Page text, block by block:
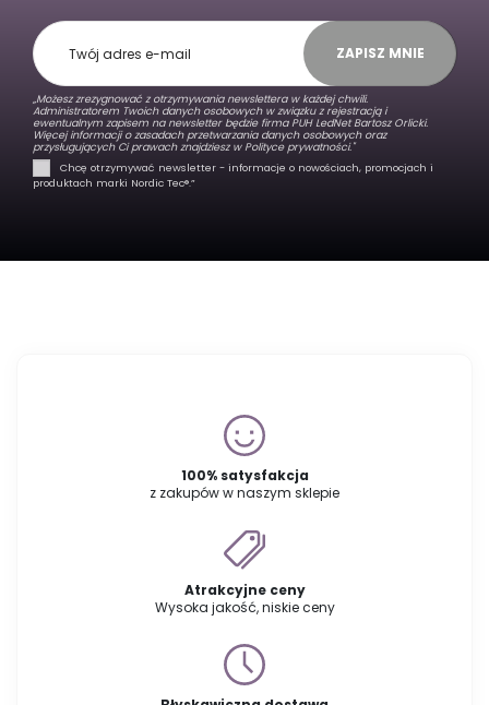
ZAPISZ MNIE
„Możesz zrezygnować z otrzymywania newslettera w każdej chwili.
Administratorem Twoich danych osobowych w związku z rejestracją i
ewentualnym zapisem na newsletter będzie firma PUH LedNet Bartosz Orlicki.
Więcej informacji o zasadach przetwarzania danych osobowych oraz
przysługujących Ci prawach znajdziesz wPolityce prywatności."
Chcę otrzymywać newsletter - informacje o nowościach, promocjach i
produktach marki Nordic Tec®️.”
100% satysfakcja
z zakupów w naszym sklepie
Atrakcyjne ceny
Wysoka jakość, niskie ceny